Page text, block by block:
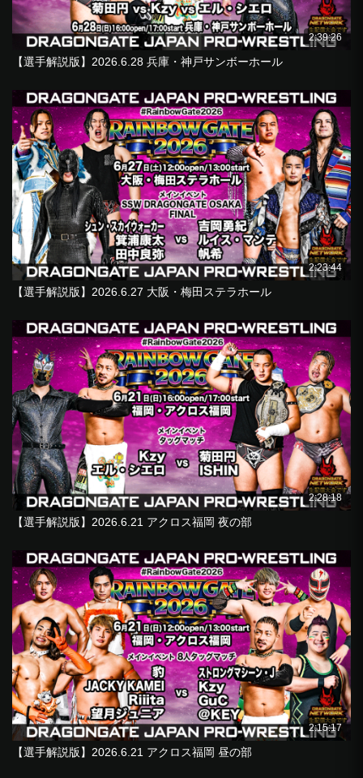
2:39:26
【選手解説版】2026.6.28 兵庫・神戸サンボーホール
2:23:44
【選手解説版】2026.6.27 大阪・梅田ステラホール
2:28:18
【選手解説版】2026.6.21 アクロス福岡 夜の部
2:15:17
【選手解説版】2026.6.21 アクロス福岡 昼の部